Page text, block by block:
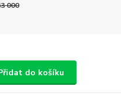
000
do košíku